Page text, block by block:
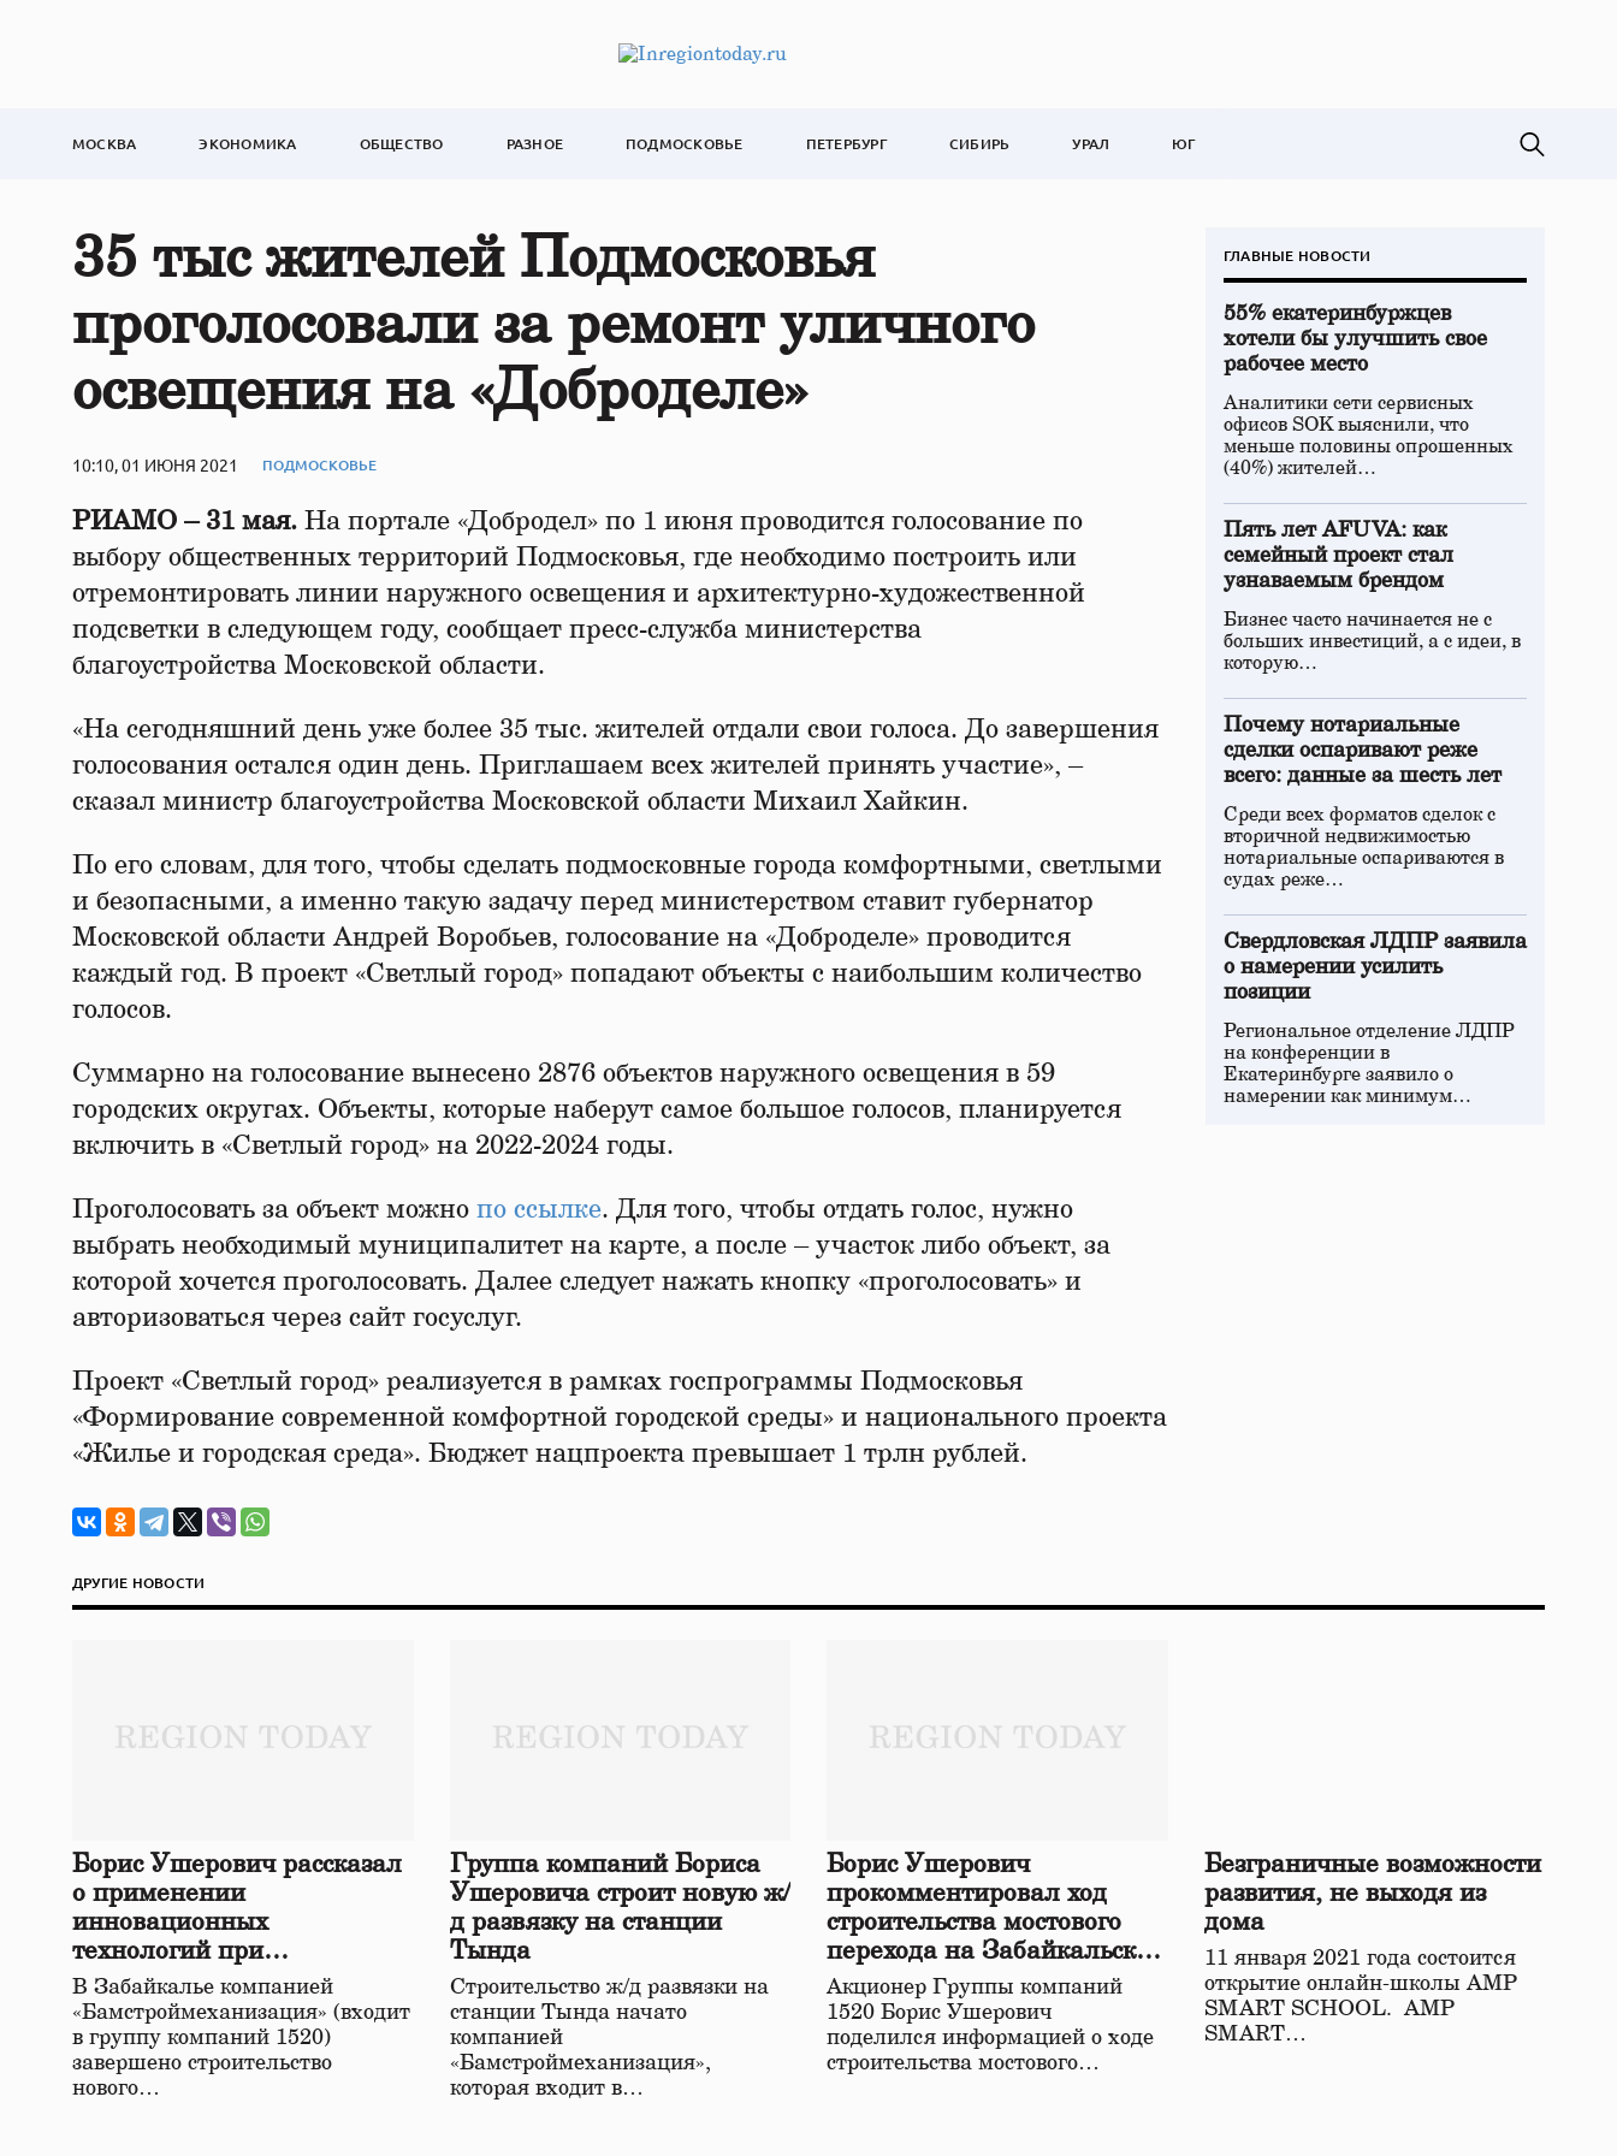
МОСКВА ЭКОНОМИКА ОБЩЕСТВО РАЗНОЕ ПОДМОСКОВЬЕ ПЕТЕРБУРГ СИБИРЬ УРАЛ ЮГ
35 тыс жителей Подмосковья
проголосовали за ремонт уличного
освещения на «Доброделе»
10:10, 01 ИЮНЯ 2021 ПОДМОСКОВЬЕ
РИАМО – 31 мая. На портале «Добродел» по 1 июня проводится голосование по
выбору общественных территорий Подмосковья, где необходимо построить или
отремонтировать линии наружного освещения и архитектурно-художественной
подсветки в следующем году, сообщает пресс-служба министерства
благоустройства Московской области.
«На сегодняшний день уже более 35 тыс. жителей отдали свои голоса. До завершения
голосования остался один день. Приглашаем всех жителей принять участие», –
сказал министр благоустройства Московской области Михаил Хайкин.
По его словам, для того, чтобы сделать подмосковные города комфортными, светлыми
и безопасными, а именно такую задачу перед министерством ставит губернатор
Московской области Андрей Воробьев, голосование на «Доброделе» проводится
каждый год. В проект «Светлый город» попадают объекты с наибольшим количество
голосов.
Суммарно на голосование вынесено 2876 объектов наружного освещения в 59
городских округах. Объекты, которые наберут самое большое голосов, планируется
включить в «Светлый город» на 2022-2024 годы.
Проголосовать за объект можно по ссылке. Для того, чтобы отдать голос, нужно
выбрать необходимый муниципалитет на карте, а после – участок либо объект, за
которой хочется проголосовать. Далее следует нажать кнопку «проголосовать» и
авторизоваться через сайт госуслуг.
Проект «Светлый город» реализуется в рамках госпрограммы Подмосковья
«Формирование современной комфортной городской среды» и национального проекта
«Жилье и городская среда». Бюджет нацпроекта превышает 1 трлн рублей.
ГЛАВНЫЕ НОВОСТИ
55% екатеринбуржцев
хотели бы улучшить свое
рабочее место
Аналитики сети сервисных
офисов SOK выяснили, что
меньше половины опрошенных
(40%) жителей…
Пять лет AFUVA: как
семейный проект стал
узнаваемым брендом
Бизнес часто начинается не с
больших инвестиций, а с идеи, в
которую…
Почему нотариальные
сделки оспаривают реже
всего: данные за шесть лет
Среди всех форматов сделок с
вторичной недвижимостью
нотариальные оспариваются в
судах реже…
Свердловская ЛДПР заявила
о намерении усилить
позиции
Региональное отделение ЛДПР
на конференции в
Екатеринбурге заявило о
намерении как минимум…
ДРУГИЕ НОВОСТИ
Борис Ушерович рассказал
о применении
инновационных
технологий при
строительстве нового моста
в Забайкалье
В Забайкалье компанией
«Бамстроймеханизация» (входит
в группу компаний 1520)
завершено строительство
нового…
Группа компаний Бориса
Ушеровича строит новую ж/
д развязку на станции
Тында
Строительство ж/д развязки на
станции Тында начато
компанией
«Бамстроймеханизация»,
которая входит в…
Борис Ушерович
прокомментировал ход
строительства мостового
перехода на Забайкальской
железной дороге
Акционер Группы компаний
1520 Борис Ушерович
поделился информацией о ходе
строительства мостового…
Безграничные возможности
развития, не выходя из
дома
11 января 2021 года состоится
открытие онлайн-школы АМР
SMART SCHOOL. АМР
SMART…